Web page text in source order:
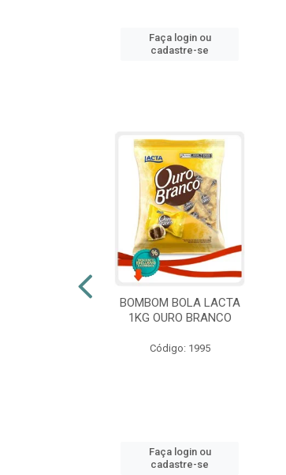
Faça login ou
cadastre-se
BOMBOM BOLA LACTA
1KG OURO BRANCO
Código: 1995
Faça login ou
cadastre-se